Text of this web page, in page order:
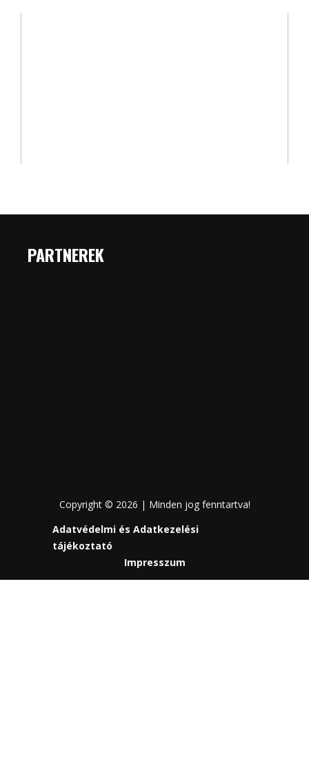
PARTNEREK
Copyright © 2026 | Minden jog fenntartva!
Adatvédelmi és Adatkezelési
tájékoztató
Impresszum